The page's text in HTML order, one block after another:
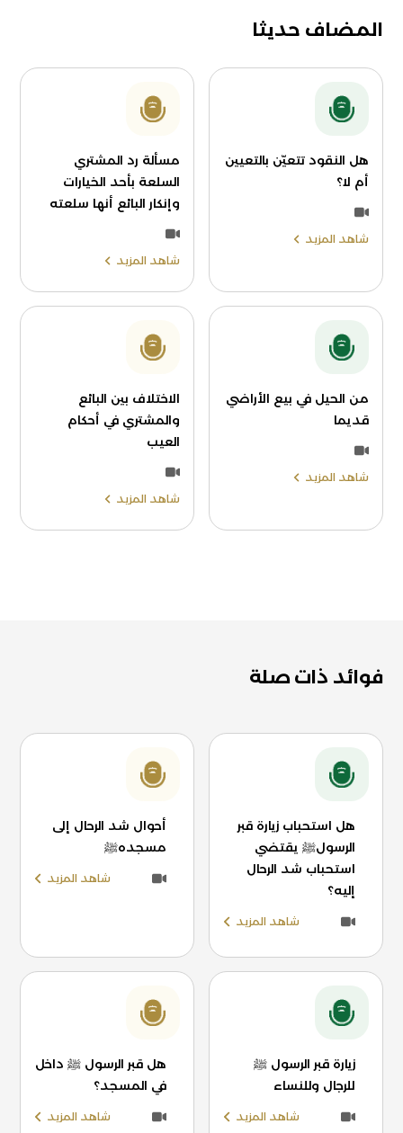
المضاف حديثا
هل النقود تتعيّن بالتعيين
أم لا؟
شاهد المزيد
مسألة رد المشتري
السلعة بأحد الخيارات
وإنكار البائع أنها سلعته
شاهد المزيد
من الحيل في بيع الأراضي
قديما
شاهد المزيد
الاختلاف بين البائع
والمشتري في أحكام
العيب
شاهد المزيد
فوائد ذات صلة
هل استحباب زيارة قبر
الرسولﷺ يقتضي
استحباب شد الرحال
إليه؟
شاهد المزيد
أحوال شد الرحال إلى
مسجدهﷺ
شاهد المزيد
زيارة قبر الرسول ﷺ
للرجال وللنساء
شاهد المزيد
هل قبر الرسول ﷺ داخل
في المسجد؟
شاهد المزيد